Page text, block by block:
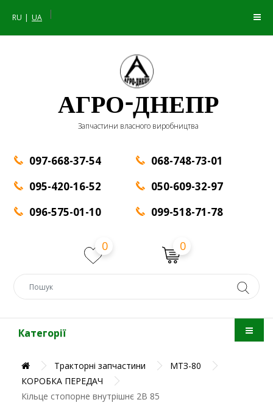
RU UA |
АГРО-ДНЕПР
Запчастини власного виробництва
097-668-37-54
095-420-16-52
096-575-01-10
068-748-73-01
050-609-32-97
099-518-71-78
0 0
Категорії
Тракторні запчастини
МТЗ-80
КОРОБКА ПЕРЕДАЧ
Кільце стопорне внутрішнє 2В 85